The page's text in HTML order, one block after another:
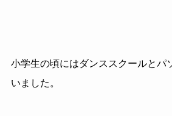
小学生の頃にはダンススクールとパ
いました。